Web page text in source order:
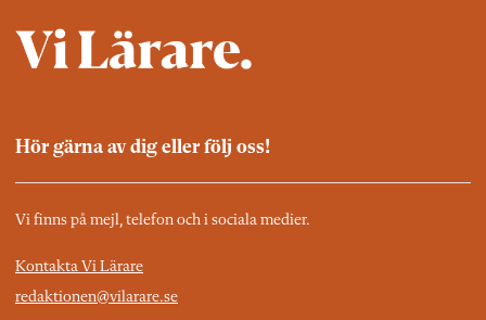
Hör gärna av dig eller följ oss!
Vi finns på mejl, telefon och i sociala medier.
Kontakta Vi Lärare
redaktionen@vilarare.se